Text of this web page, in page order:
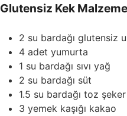
Glutensiz Kek
2 su bardağı glutensiz
4 adet yumurta
1 su bardağı sıvı yağ
2 su bardağı süt
1.5 su bardağı toz şeker
3 yemek kaşığı kakao